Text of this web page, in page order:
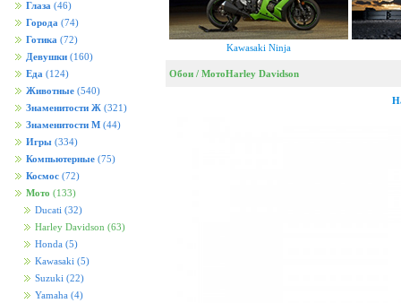
Глаза (46)
Города (74)
Готика (72)
Девушки (160)
Еда (124)
Животные (540)
Знаменитости Ж (321)
Знаменитости М (44)
Игры (334)
Компьютерные (75)
Космос (72)
Мото (133)
Ducati (32)
Harley Davidson (63)
Honda (5)
Kawasaki (5)
Suzuki (22)
Yamaha (4)
Kawasaki Ninja
Обои / МотоHarley Davidson